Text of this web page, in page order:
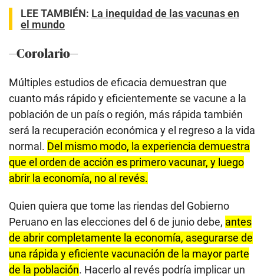
LEE TAMBIÉN: La inequidad de las vacunas en
el mundo
—Corolario—
Múltiples estudios de eficacia demuestran que
cuanto más rápido y eficientemente se vacune a la
población de un país o región, más rápida también
será la recuperación económica y el regreso a la vida
normal. Del mismo modo, la experiencia demuestra
que el orden de acción es primero vacunar, y luego
abrir la economía, no al revés.
Quien quiera que tome las riendas del Gobierno
Peruano en las elecciones del 6 de junio debe, antes
de abrir completamente la economía, asegurarse de
una rápida y eficiente vacunación de la mayor parte
de la población. Hacerlo al revés podría implicar un